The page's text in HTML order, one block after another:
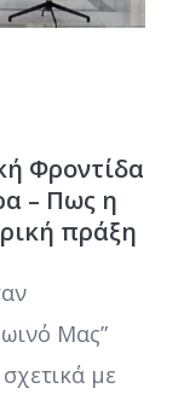
Φροντίδα
– Πως η
πράξη
Μας”
με